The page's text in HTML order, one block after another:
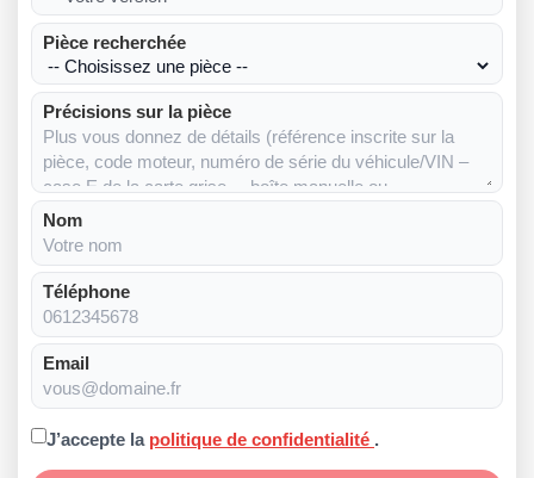
Pièce recherchée
Précisions sur la pièce
Nom
Téléphone
Email
J’accepte la politique de confidentialité .